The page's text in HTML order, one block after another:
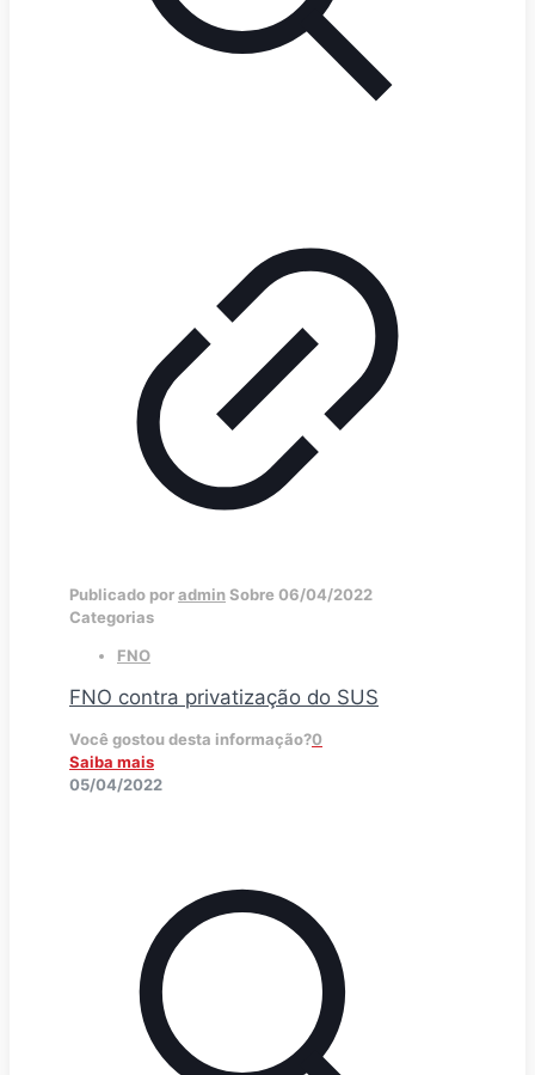
Publicado poradminSobre 06/04/2022
Categorias
FNO
FNO contra privatização do SUS
Você gostou desta informação?0
Saiba mais
05/04/2022